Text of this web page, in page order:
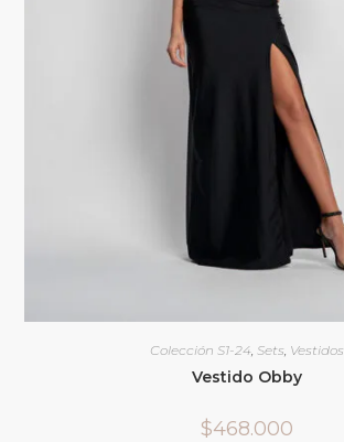
Colección S1-24 Sets Vestidos
Vestido Obby
$468.000